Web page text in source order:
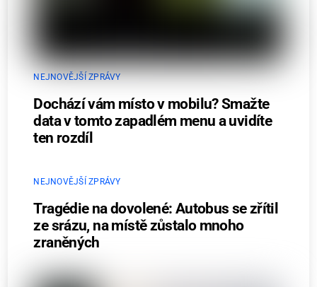
NEJNOVĚJŠÍ ZPRÁVY
Dochází vám místo v mobilu? Smažte
data v tomto zapadlém menu a uvidíte
ten rozdíl
NEJNOVĚJŠÍ ZPRÁVY
Tragédie na dovolené: Autobus se zřítil
ze srázu, na místě zůstalo mnoho
zraněných